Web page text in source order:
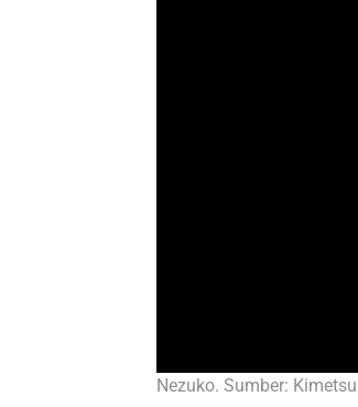
Nezuko. Sumber: